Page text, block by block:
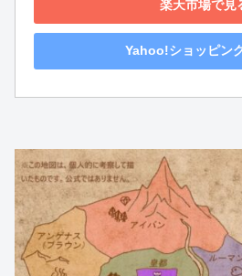
楽天市場で見
Yahoo!ショッピン